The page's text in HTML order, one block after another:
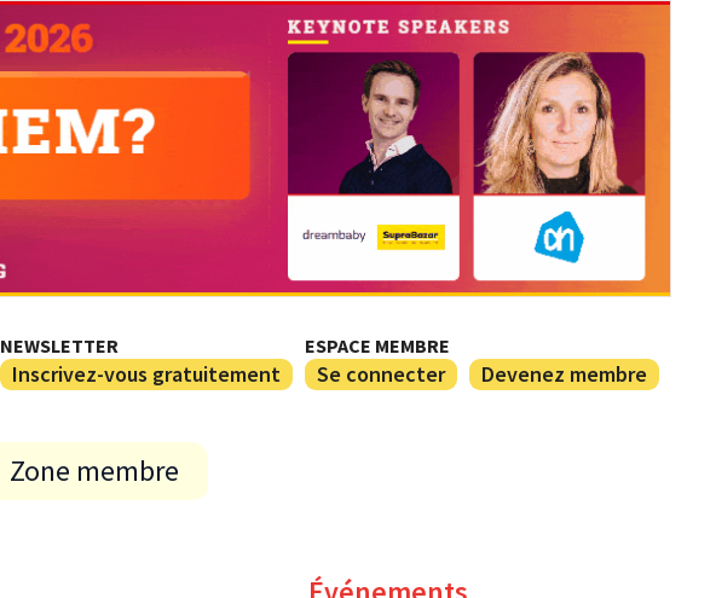
NEWSLETTER
Inscrivez-vous gratuitement
ESPACE MEMBRE
Se connecter Devenez membre
Zone membre